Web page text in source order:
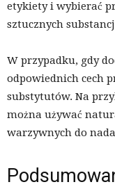
etykiety i wybierać
sztucznych
W przypadku, gdy
odpowiednich cech
substytutów. Na
można używać
warzywnych do